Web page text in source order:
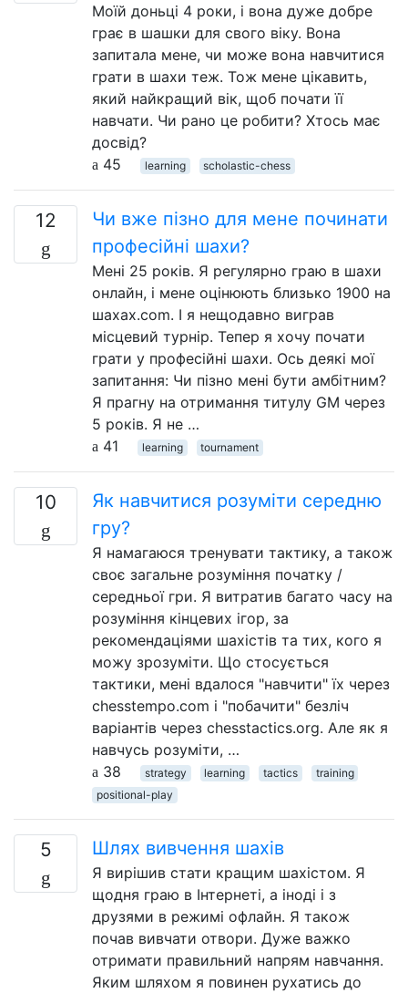
Моїй доньці 4 роки, і вона дуже добре
грає в шашки для свого віку. Вона
запитала мене, чи може вона навчитися
грати в шахи теж. Тож мене цікавить,
який найкращий вік, щоб почати її
навчати. Чи рано це робити? Хтось має
досвід?
45
learning scholastic-chess
12
Чи вже пізно для мене починати
професійні шахи?
Мені 25 років. Я регулярно граю в шахи
онлайн, і мене оцінюють близько 1900 на
шахах.com. І я нещодавно виграв
місцевий турнір. Тепер я хочу почати
грати у професійні шахи. Ось деякі мої
запитання: Чи пізно мені бути амбітним?
Я прагну на отримання титулу GM через
5 років. Я не …
41
learning tournament
10
Як навчитися розуміти середню
гру?
Я намагаюся тренувати тактику, а також
своє загальне розуміння початку /
середньої гри. Я витратив багато часу на
розуміння кінцевих ігор, за
рекомендаціями шахістів та тих, кого я
можу зрозуміти. Що стосується
тактики, мені вдалося "навчити" їх через
chesstempo.com і "побачити" безліч
варіантів через chesstactics.org. Але як я
навчусь розуміти, …
38
strategy learning tactics
training
positional-play
5 Шлях вивчення шахів
Я вирішив стати кращим шахістом. Я
щодня граю в Інтернеті, а іноді і з
друзями в режимі офлайн. Я також
почав вивчати отвори. Дуже важко
отримати правильний напрям навчання.
Яким шляхом я повинен рухатись до